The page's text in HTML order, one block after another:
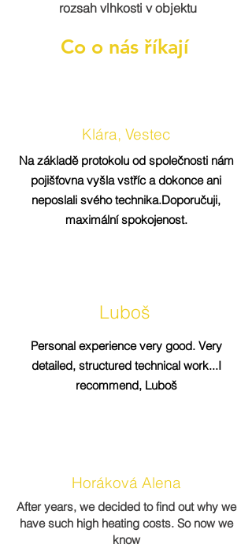
rozsah vlhkosti v objektu
Co o nás říkají
Klára, Vestec
Luboš
Personal experience very good. Very
detailed, structured technical work...I
recommend, Luboš
Horáková Alena
After years, we decided to find out why we
have such high heating costs. So now we
know
Na základě protokolu od společnosti nám
pojišťovna vyšla vstříc a dokonce ani
neposlali svého technika.Doporučuji,
maximální spokojenost.